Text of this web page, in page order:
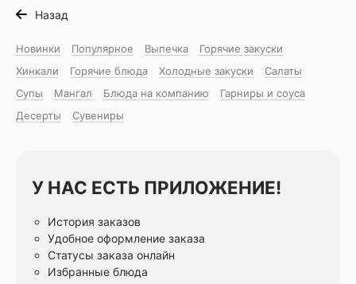
Назад
Новинки Популярное Выпечка
Горячие закуски
Хинкали
Горячие блюда Холодные закуски
Салаты
Супы
Мангал Блюда на компанию
Гарниры и соуса
Десерты
Сувениры
У НАС ЕСТЬ ПРИЛОЖЕНИЕ!
История заказов
Удобное оформление заказа
Статусы заказа онлайн
Избранные блюда